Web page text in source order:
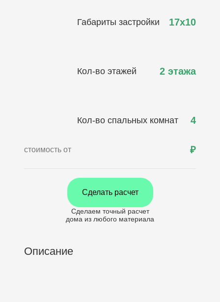
Габариты застройки 17х10
Кол-во этажей 2 этажа
Кол-во спальных комнат 4
стоимость от ₽
Сделать расчет
Сделаем точный расчет
дома из любого материала
Описание